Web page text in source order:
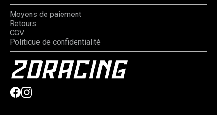
Moyens de paiement
Retours
CGV
Politique de confidentialité